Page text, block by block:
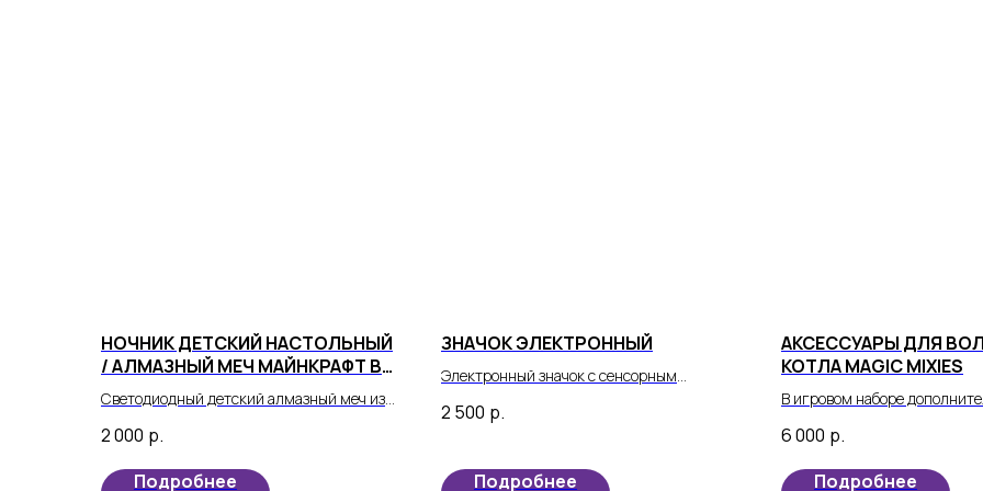
НОЧНИК ДЕТСКИЙ НАСТОЛЬНЫЙ
/ АЛМАЗНЫЙ МЕЧ МАЙНКРАФТ В
ФИОЛЕТОВОМ ЦВЕТЕ
Светодиодный детский алмазный меч из
частью реальности вашего ребенка!
2 000 р.
Подробнее
ЗНАЧОК ЭЛЕКТРОННЫЙ
Электронный значок с сенсорным
нового поколения, которое объединяет в
современные технологии.
2 500 р.
Подробнее
АКСЕССУАРЫ ДЛЯ
КОТЛА MAGIC MIXIES
В игровом наборе
заклинания»: 12
инструкции, пузырек с
6 000 р.
Подробнее